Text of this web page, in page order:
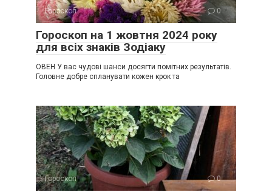
Гороскоп 0
Гороскоп на 1 жовтня 2024 року
для всіх знаків Зодіаку
ОВЕН У вас чудові шанси досягти помітних результатів.
Головне добре спланувати кожен крок та
Гороскоп 0